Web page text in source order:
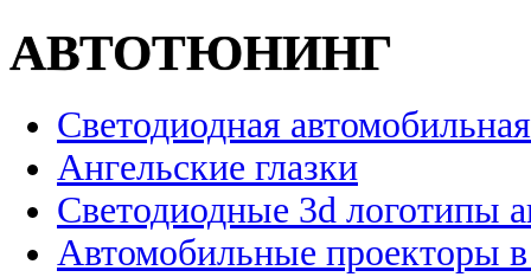
АВТОТЮНИНГ
Светодиодная
Ангельские глазки
Светодиодные 3d логотипы
Автомобильные проекторы